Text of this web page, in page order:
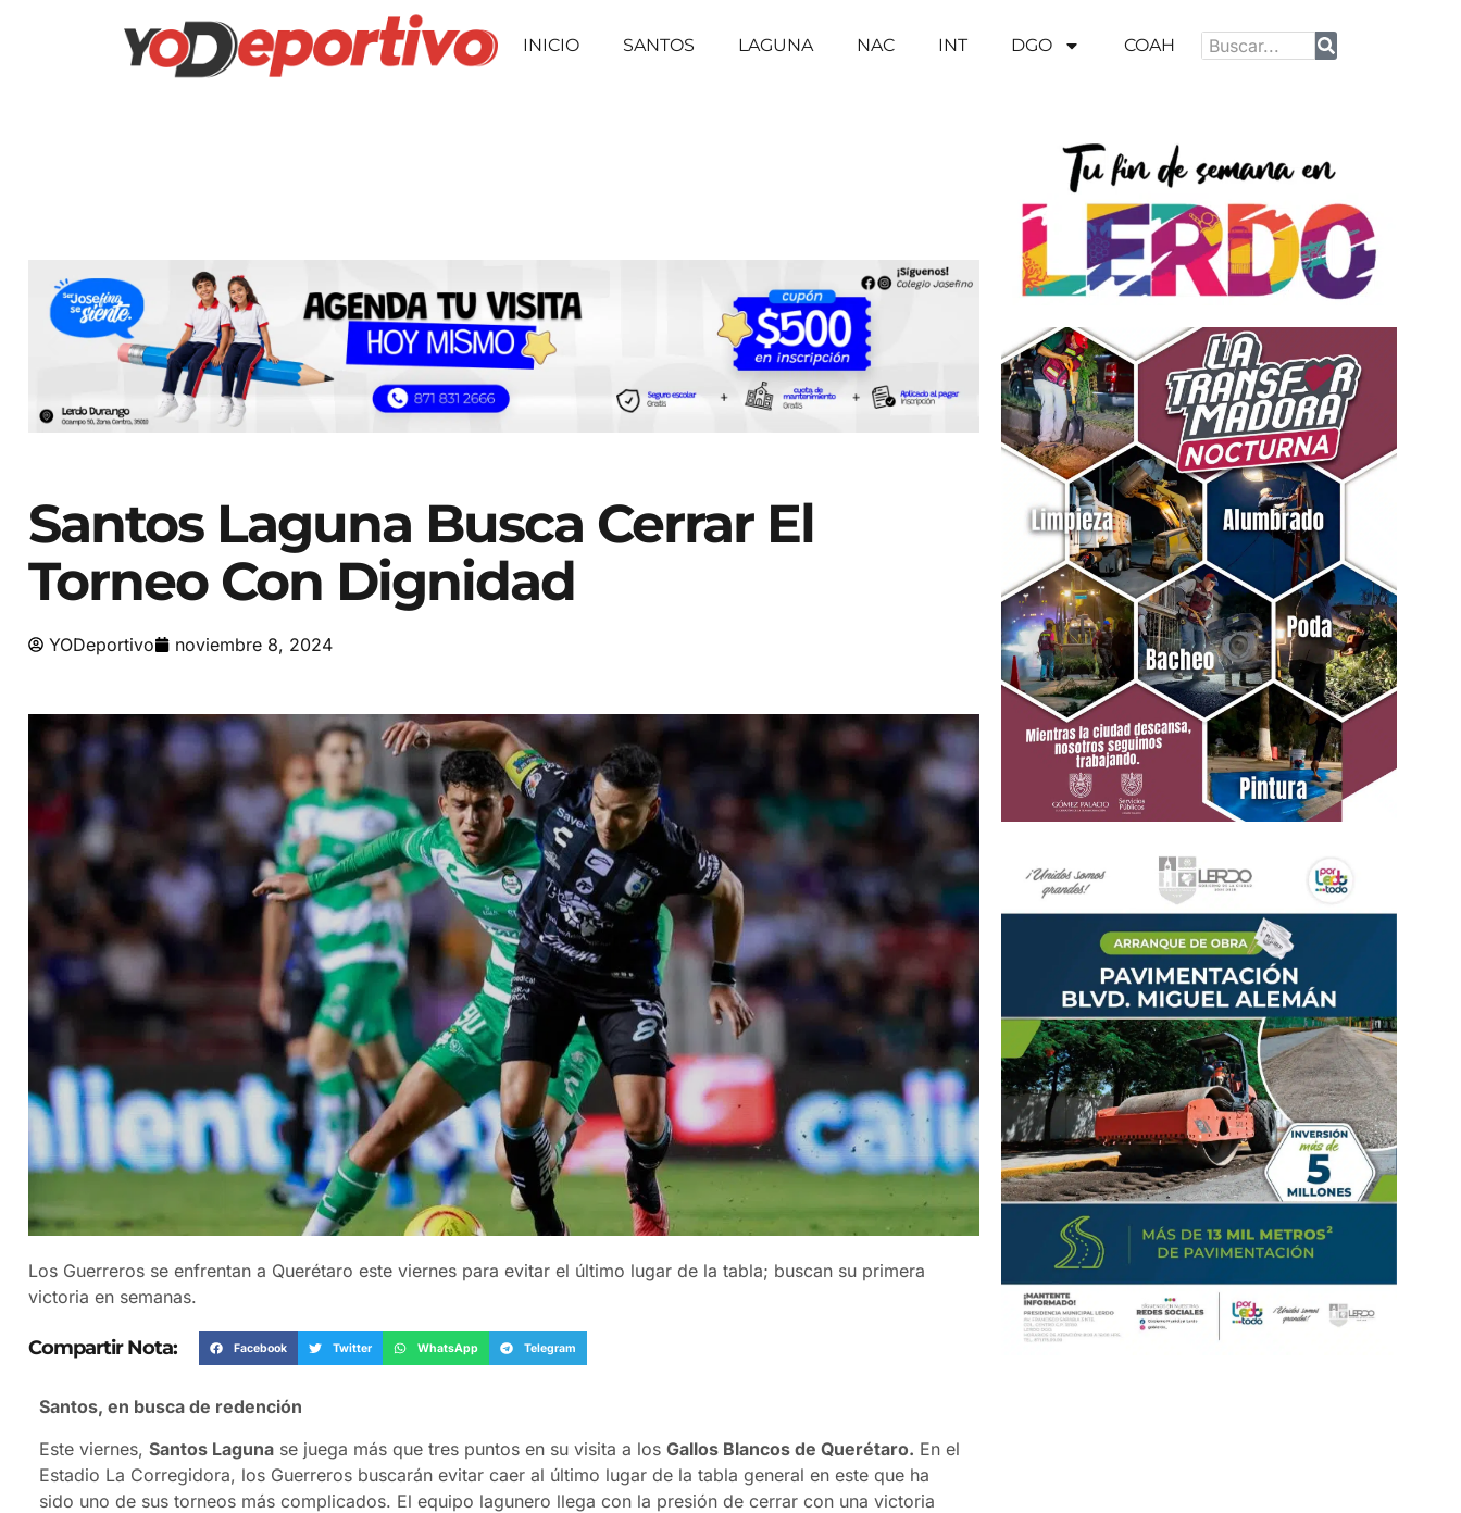
INICIO SANTOS LAGUNA NAC INT DGO COAH
Santos Laguna Busca Cerrar El
Torneo Con Dignidad
YODeportivo noviembre 8, 2024
Los Guerreros se enfrentan a Querétaro este viernes para evitar el último lugar de la tabla; buscan su primera
victoria en semanas.
Compartir Nota: Facebook Twitter WhatsApp Telegram
Santos, en busca de redención
Este viernes, Santos Laguna se juega más que tres puntos en su visita a los Gallos Blancos de Querétaro. En el
Estadio La Corregidora, los Guerreros buscarán evitar caer al último lugar de la tabla general en este que ha
sido uno de sus torneos más complicados. El equipo lagunero llega con la presión de cerrar con una victoria